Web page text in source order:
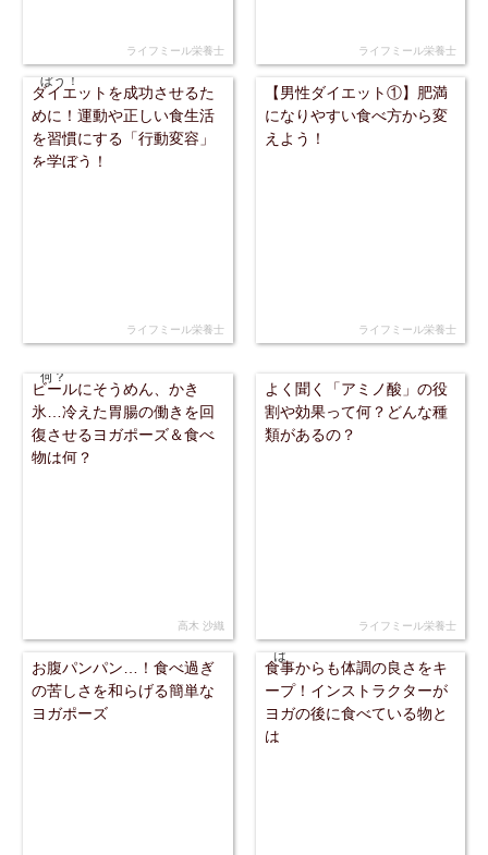
ライフミール栄養士 ライフミール栄養士
ダイエットを成功させるた
めに！運動や正しい食生活
を習慣にする「行動変容」
を学ぼう！
ライフミール栄養士
【男性ダイエット①】肥満
になりやすい食べ方から変
えよう！
ライフミール栄養士
ビールにそうめん、かき
氷…冷えた胃腸の働きを回
復させるヨガポーズ＆食べ
物は何？
高木 沙織
よく聞く「アミノ酸」の役
割や効果って何？どんな種
類があるの？
ライフミール栄養士
お腹パンパン…！食べ過ぎ
の苦しさを和らげる簡単な
ヨガポーズ
食事からも体調の良さをキ
ープ！インストラクターが
ヨガの後に食べている物と
は